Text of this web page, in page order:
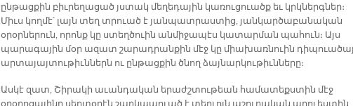
ընթացքին բիւրեղացած յստակ մեղեդային կառուցուածք եւ կրկներգներ։
Միւս կողմէ՝ լայն տեղ տրուած է յանպատրաստից, յանկարծաբանական
օրօրներուն, որոնք կը ստեղծուին անմիջապէս կատարման պահուն։ Այս
պարագային մօր ազատ շարադրանքին մէջ կը միախառնուին
արտայայտութիւններն ու ընթացքին ծնող ձայնարկութիւնները։
Ասկէ զատ, Շիրակի աւանդական երաժշտութեան համատեքստին մէջ